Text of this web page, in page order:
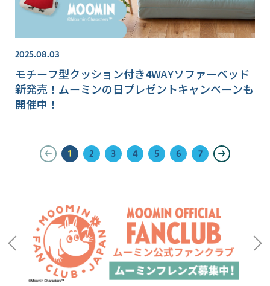
2025.08.03
モチーフ型クッション付き4WAYソファーベッド
新発売！ムーミンの日プレゼントキャンペーンも
開催中！
1 2 3 4 5 6 7